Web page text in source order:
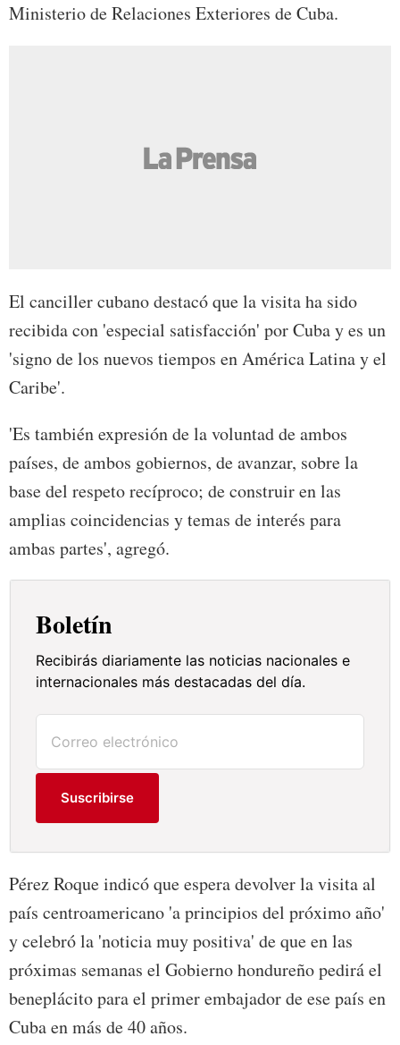
Ministerio de Relaciones Exteriores de Cuba.
El canciller cubano destacó que la visita ha sido
recibida con 'especial satisfacción' por Cuba y es un
'signo de los nuevos tiempos en América Latina y el
Caribe'.
'Es también expresión de la voluntad de ambos
países, de ambos gobiernos, de avanzar, sobre la
base del respeto recíproco; de construir en las
amplias coincidencias y temas de interés para
ambas partes', agregó.
Boletín
Recibirás diariamente las noticias nacionales e
internacionales más destacadas del día.
Suscribirse
Pérez Roque indicó que espera devolver la visita al
país centroamericano 'a principios del próximo año'
y celebró la 'noticia muy positiva' de que en las
próximas semanas el Gobierno hondureño pedirá el
beneplácito para el primer embajador de ese país en
Cuba en más de 40 años.